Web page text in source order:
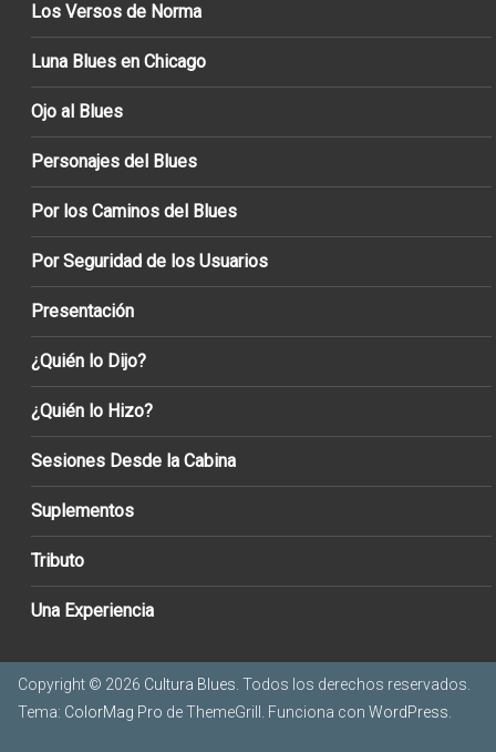
Los Versos de Norma
Luna Blues en Chicago
Ojo al Blues
Personajes del Blues
Por los Caminos del Blues
Por Seguridad de los Usuarios
Presentación
¿Quién lo Dijo?
¿Quién lo Hizo?
Sesiones Desde la Cabina
Suplementos
Tributo
Una Experiencia
Copyright © 2026 Cultura Blues . Todos los derechos reservados.
Tema: ColorMag Pro de ThemeGrill. Funciona con WordPress